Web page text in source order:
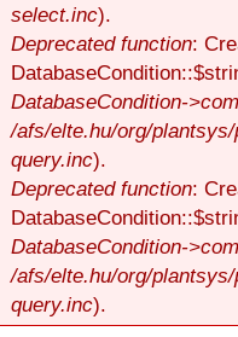
select.inc).
Deprecated function:
DatabaseCondition-
/afs/elte.hu/org/
query.inc).
Deprecated function:
DatabaseCondition-
/afs/elte.hu/org/
query.inc).